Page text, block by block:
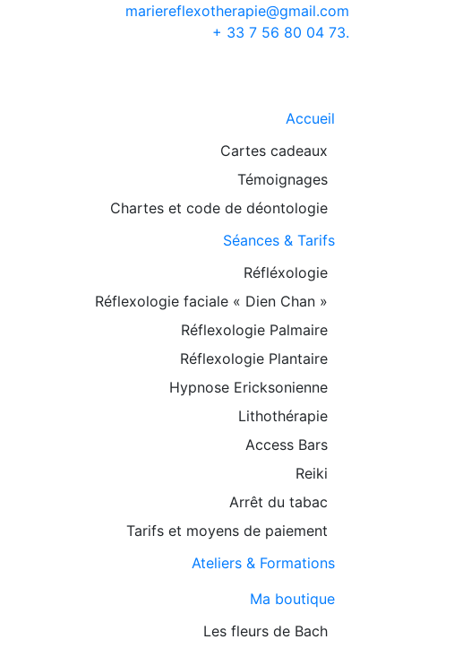
mariereflexotherapie@gmail.com
+ 33 7 56 80 04 73.
Accueil
Cartes cadeaux
Témoignages
Chartes et code de déontologie
Séances & Tarifs
Réfléxologie
Réflexologie faciale « Dien Chan »
Réflexologie Palmaire
Réflexologie Plantaire
Hypnose Ericksonienne
Lithothérapie
Access Bars
Reiki
Arrêt du tabac
Tarifs et moyens de paiement
Ateliers & Formations
Ma boutique
Les fleurs de Bach